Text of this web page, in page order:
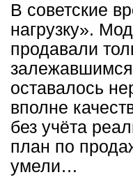
В советские
нагрузку».
продавали
оставалось
вполне
без учёта
план по
умели…